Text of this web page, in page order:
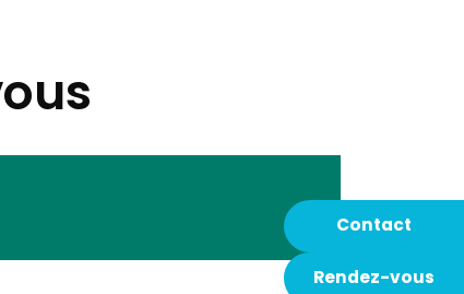
Contact
Rendez-vous